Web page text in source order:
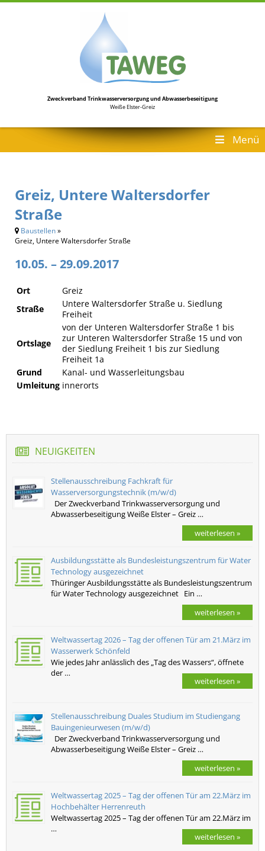
Zweckverband Trinkwasserversorgungund Abwasserbeseitigung
Weiße Elster-Greiz
Menü
Greiz, Untere Waltersdorfer
Straße
Baustellen»
Greiz, Untere Waltersdorfer Straße
10.05. – 29.09.2017
Ort
Greiz
Straße
Untere Waltersdorfer Straße u. Siedlung
Freiheit
Ortslage
von der Unteren Waltersdorfer Straße 1 bis
zur Unteren Waltersdorfer Straße 15 und von
der Siedlung Freiheit 1 bis zur Siedlung
Freiheit 1a
Grund
Kanal- und Wasserleitungsbau
Umleitung innerorts
NEUIGKEITEN
Stellenausschreibung Fachkraft für
Wasserversorgungstechnik (m/w/d)
Der Zweckverband Trinkwasserversorgung und
Abwasserbeseitigung Weiße Elster – Greiz …
weiterlesen »
Ausbildungsstätte als Bundesleistungszentrum für Water
Technology ausgezeichnet
Thüringer Ausbildungsstätte als Bundesleistungszentrum
für Water Technology ausgezeichnet Ein …
weiterlesen »
Weltwassertag 2026 – Tag der offenen Tür am 21.März im
Wasserwerk Schönfeld
Wie jedes Jahr anlässlich des „Tag des Wassers“, öffnete
der …
weiterlesen »
Stellenausschreibung Duales Studium im Studiengang
Bauingenieurwesen (m/w/d)
Der Zweckverband Trinkwasserversorgung und
Abwasserbeseitigung Weiße Elster – Greiz …
weiterlesen »
Weltwassertag 2025 – Tag der offenen Tür am 22.März im
Hochbehälter Herrenreuth
Weltwassertag 2025 – Tag der offenen Tür am 22.März im
…
weiterlesen »